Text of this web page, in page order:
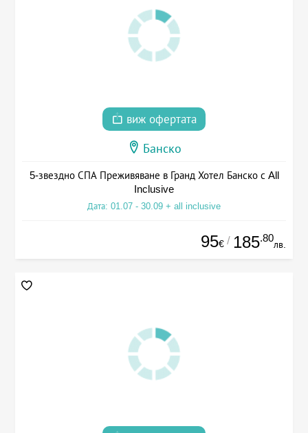
виж офертата
Банско
5-звездно СПА Преживяване в Гранд Хотел Банско с All
Inclusive
Дата: 01.07 - 30.09 + all inclusive
95€ / 185.80
лв.